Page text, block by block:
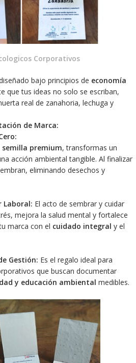
Corporativos
bajo principios de economía
que tus ideas no solo se escriban,
real de zanahoria, lechuga y
de Marca:
semilla premium, transformas un
acción ambiental tangible. Al finalizar
eliminando desechos y
Laboral: El acto de sembrar y cuidar
mejora la salud mental y fortalece
marca con el cuidado integral y el
Gestión: Es el regalo ideal para
que buscan documentar
y educación ambiental medibles.